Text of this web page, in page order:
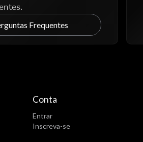
Frequentes
Conta
Entrar
Inscreva-se